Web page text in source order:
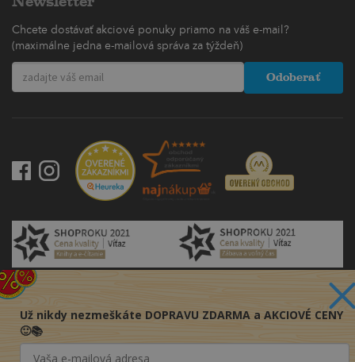
Chcete dostávať akciové ponuky priamo na váš e-mail?
(maximálne jedna e-mailová správa za týždeň)
Odoberať
© 2016-2026 KNIHY PRE KAŽDÉHO s.r.o.
Už nikdy nezmeškáte DOPRAVU ZDARMA a AKCIOVÉ CENY
🙂📚